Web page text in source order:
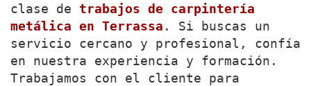
clase de trabajos de carpintería
metálica en Terrassa . Si buscas un
servicio cercano y profesional, confía
en nuestra experiencia y formación.
Trabajamos con el cliente para